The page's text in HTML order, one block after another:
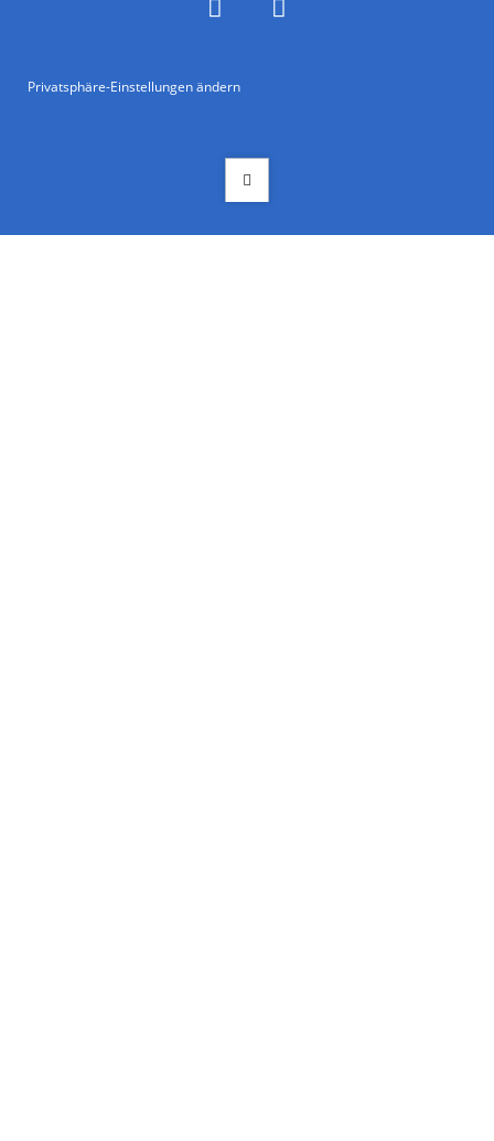
Privatsphäre-Einstellungen ändern